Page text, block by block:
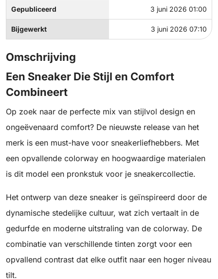
Gepubliceerd 3 juni 2026 01:00
Bijgewerkt 3 juni 2026 07:10
Omschrijving
Een Sneaker Die Stijl en Comfort
Combineert
Op zoek naar de perfecte mix van stijlvol design en
ongeëvenaard comfort? De nieuwste release van het
merk is een must-have voor sneakerliefhebbers. Met
een opvallende colorway en hoogwaardige materialen
is dit model een pronkstuk voor je sneakercollectie.
Het ontwerp van deze sneaker is geïnspireerd door de
dynamische stedelijke cultuur, wat zich vertaalt in de
gedurfde en moderne uitstraling van de colorway. De
combinatie van verschillende tinten zorgt voor een
opvallend contrast dat elke outfit naar een hoger niveau
tilt.